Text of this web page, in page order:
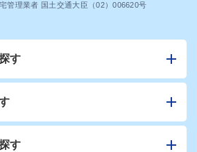
管理業者 国土交通大臣（02）006620号
す
す